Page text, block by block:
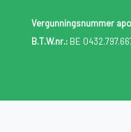
Vergunningsnummer
B.T.W.nr.:BE